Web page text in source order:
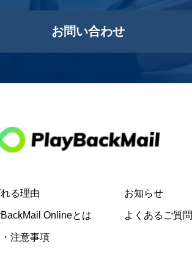
お問い合わせ
る理由
Onlineとは
注意事項
お知らせ
よくあるご質問